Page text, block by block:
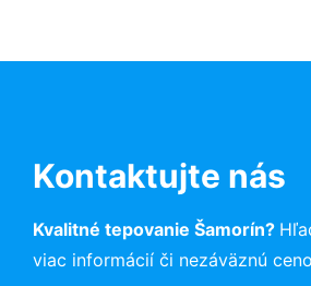
Kontaktujte nás
Kvalitné tepovanie Šamorín?
viac informácií či nezáväznú